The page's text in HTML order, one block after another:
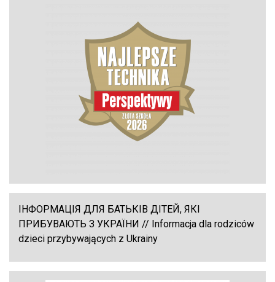
ІНФОРМАЦІЯ ДЛЯ БАТЬКІВ ДІТЕЙ, ЯКІ
ПРИБУВАЮТЬ З УКРАЇНИ // Informacja dla rodziców
dzieci przybywających z Ukrainy